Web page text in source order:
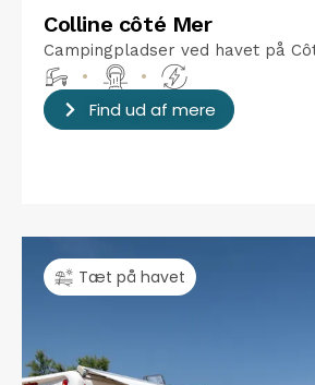
Colline côté Mer
Campingpladser ved havet på
•
•
Find ud af mere
Tæt på havet